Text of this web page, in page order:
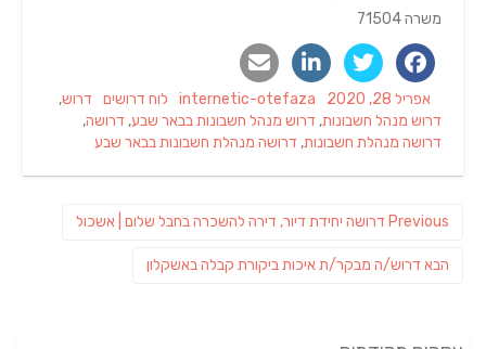
משרה 71504
Posted
on
אפריל 28, 2020 Author
internetic-otefaza
Categories
לוח דרושים Tags
דרוש,
דרוש מנהל חשבונות, דרוש מנהל חשבונות בבאר שבע, דרושה,
דרושה מנהלת חשבונות, דרושה מנהלת חשבונות בבאר שבע
Previous
Previous
דרושה יחידת דיור, דירה להשכרה בחבל שלום | אשכול
הבא פוסט
דרוש/ה מבקר/ת איכות ביקורת קבלה באשקלון